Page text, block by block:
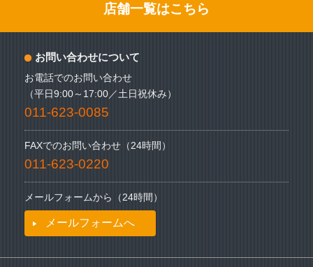
店舗一覧はこちら
お問い合わせについて
お電話でのお問い合わせ
（平日9:00～17:00／土日祝休み）
011-623-0085
FAXでのお問い合わせ（24時間）
011-623-0220
メールフォームから（24時間）
メールフォームへ